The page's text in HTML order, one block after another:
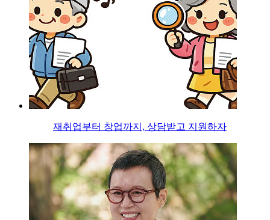
재취업부터 창업까지, 상담받고 지원하자